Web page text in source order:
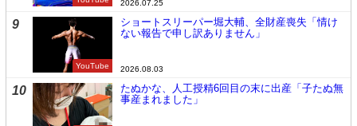
2026.07.25
9
YouTube
ショートスリーパー堀大輔、全財産喪失「情け
ない報告で申し訳ありません」
2026.08.03
10
たぬかな、人工授精6回目の末に出産「子たぬ無
事産まれました」